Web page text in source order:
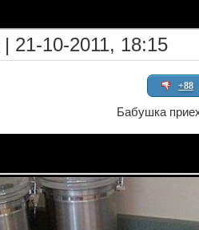
| 21-10-2011, 18:15
+88
Бабушка